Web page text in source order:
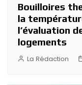
Bouilloires
la
l’évaluation
logements
La Rédaction